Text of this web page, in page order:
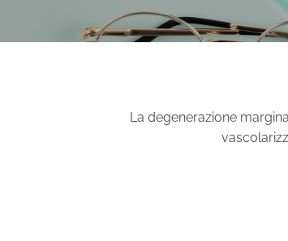
La degenerazione